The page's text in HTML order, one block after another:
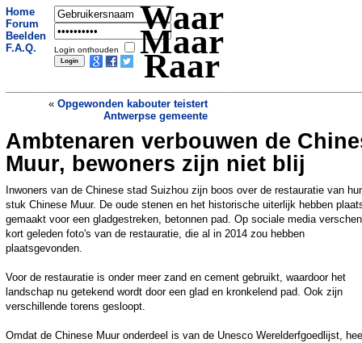
Home
Forum
Beelden
F.A.Q.
Login onthouden
Waar
Maar
Raar
« Opgewonden kabouter teistert
Antwerpse gemeente
80 procent politieagenten in Zweden
denkt er over ander werk te zoeken »
Ambtenaren verbouwen de
Muur, bewoners zijn niet blij
Inwoners van de Chinese stad Suizhou zijn boos over de restauratie van
stuk Chinese Muur. De oude stenen en het historische uiterlijk hebben
gemaakt voor een gladgestreken, betonnen pad. Op sociale media
kort geleden foto's van de restauratie, die al in 2014 zou hebben
plaatsgevonden.
Voor de restauratie is onder meer zand en cement gebruikt, waardoor het
landschap nu getekend wordt door een glad en kronkelend pad. Ook zijn
verschillende torens gesloopt.
Omdat de Chinese Muur onderdeel is van de Unesco Werelderfgoedlijst,